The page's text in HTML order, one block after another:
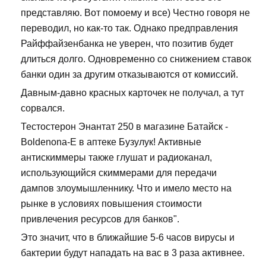
представляю. Вот помоему и все) Честно говоря не
переводил, но как-то так. Однако предправления
Райффайзенбанка не уверен, что позитив будет
длиться долго. Одновременно со снижением ставок
банки один за другим отказываются от комиссий.
Давным-давно красных карточек не получал, а тут
сорвался.
Тестостерон Энантат 250 в магазине Батайск -
Boldenona-E в аптеке Бузулук! Активные
антискиммеры также глушат и радиоканал,
использующийся скиммерами для передачи
дампов злоумышленнику. Что и имело место на
рынке в условиях повышения стоимости
привлечения ресурсов для банков".
Это значит, что в ближайшие 5-6 часов вирусы и
бактерии будут нападать на вас в 3 раза активнее.